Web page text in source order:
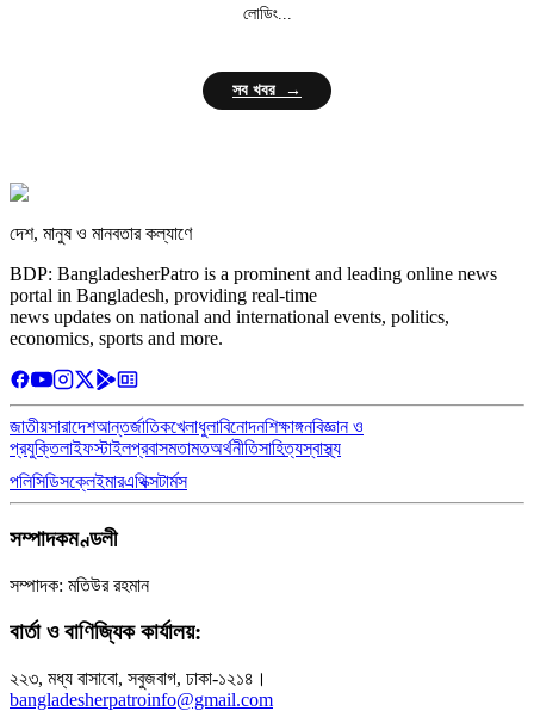
লোডিং...
সব খবর →
দেশ, মানুষ ও মানবতার কল্যাণে
BDP: BangladesherPatro is a prominent and leading online news
portal in Bangladesh, providing real-time
news updates on national and international events, politics,
economics, sports and more.
জাতীয়সারাদেশআন্তর্জাতিকখেলাধুলাবিনোদনশিক্ষাঙ্গনবিজ্ঞান ও
প্রযুক্তিলাইফস্টাইলপ্রবাসমতামতঅর্থনীতিসাহিত্যস্বাস্থ্য
পলিসিডিসক্লেইমারএথিক্সটার্মস
সম্পাদকমণ্ডলী
সম্পাদক: মতিউর রহমান
বার্তা ও বাণিজ্যিক কার্যালয়:
২২৩, মধ্য বাসাবো, সবুজবাগ, ঢাকা-১২১৪।
bangladesherpatroinfo@gmail.com